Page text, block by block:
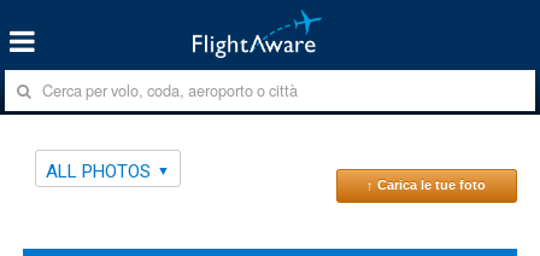
ALL PHOTOS
↑ Carica le tue foto